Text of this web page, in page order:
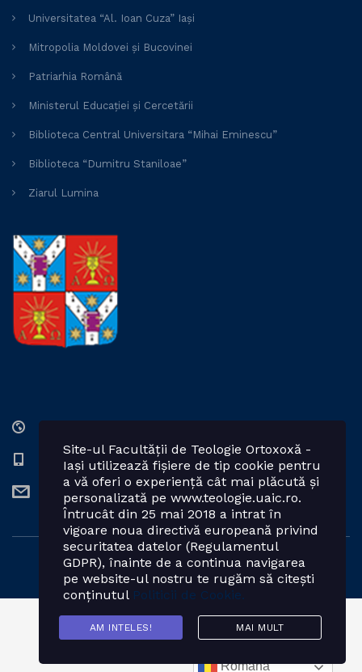
Universitatea “Al. Ioan Cuza” Iași
Mitropolia Moldovei și Bucovinei
Patriarhia Română
Ministerul Educației și Cercetării
Biblioteca Central Universitara “Mihai Eminescu”
Biblioteca “Dumitru Staniloae”
Ziarul Lumina
0232 201328; 0232 201102 int. 2424, 2423, 2425
teologie.ortodoxa@uaic.ro
Powered by: Facultatea de Teologie Ortodoxă - Iași
Română
Site-ul Facultății de Teologie Ortoxoxă -
Iași utilizează fișiere de tip cookie pentru
a vă oferi o experiență cât mai plăcută și
personalizată pe www.teologie.uaic.ro.
Întrucât din 25 mai 2018 a intrat în
vigoare noua directivă europeană privind
securitatea datelor (Regulamentul
GDPR), înainte de a continua navigarea
pe website-ul nostru te rugăm să citești
conținutul Politicii de Cookie.
AM INTELES! MAI MULT